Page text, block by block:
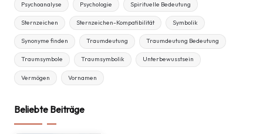
Psychoanalyse Psychologie Spirituelle Bedeutung
Sternzeichen Sternzeichen-Kompatibilität Symbolik
Synonyme finden Traumdeutung Traumdeutung Bedeutung
Traumsymbole Traumsymbolik Unterbewusstsein
Vermögen Vornamen
Beliebte Beiträge